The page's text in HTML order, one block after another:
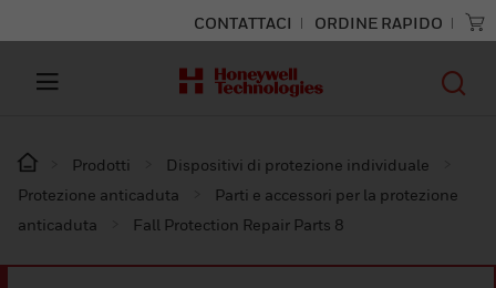
CONTATTACI ORDINE RAPIDO
Prodotti
Dispositivi di protezione individuale
Protezione anticaduta
Parti e accessori per la protezione
anticaduta
Fall Protection Repair Parts 8